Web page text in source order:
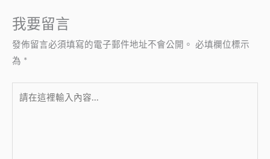
我要留言
發佈留言必須填寫的電子郵件地址不會公開。 必填欄位標示
為 *